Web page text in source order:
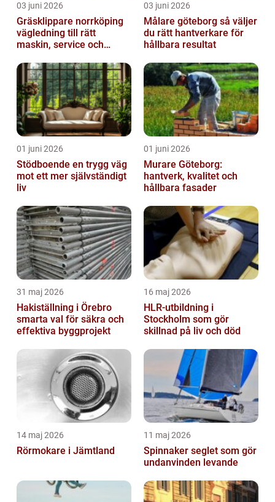
03 juni 2026
Gräsklippare norrköping
vägledning till rätt
maskin, service och
03 juni 2026
Målare göteborg så väljer
du rätt hantverkare för
hållbara resultat
01 juni 2026
Stödboende en trygg väg
mot ett mer självständigt
liv
01 juni 2026
Murare Göteborg:
hantverk, kvalitet och
hållbara fasader
31 maj 2026
Hakiställning i Örebro
smarta val för säkra och
effektiva byggprojekt
16 maj 2026
HLR-utbildning i
Stockholm som gör
skillnad på liv och död
14 maj 2026
Rörmokare i Jämtland
11 maj 2026
Spinnaker seglet som gör
undanvinden levande